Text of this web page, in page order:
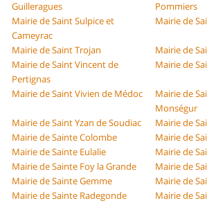
Guilleragues
Pommiers
Mairie de Saint Sulpice et
Cameyrac
Mairie de
Mairie de Saint Trojan
Mairie de
Mairie de Saint Vincent de
Pertignas
Mairie de
Mairie de Saint Vivien de Médoc
Mairie de
Monségur
Mairie de Saint Yzan de Soudiac
Mairie de
Mairie de Sainte Colombe
Mairie de
Mairie de Sainte Eulalie
Mairie de
Mairie de Sainte Foy la Grande
Mairie de
Mairie de Sainte Gemme
Mairie de
Mairie de Sainte Radegonde
Mairie de